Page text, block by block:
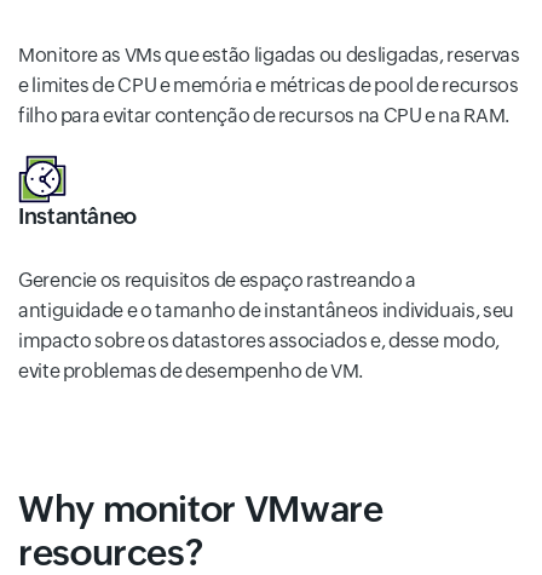
Monitore as VMs que estão ligadas ou desligadas, reservas
e limites de CPU e memória e métricas de pool de recursos
filho para evitar contenção de recursos na CPU e na RAM.
Instantâneo
Gerencie os requisitos de espaço rastreando a
antiguidade e o tamanho de instantâneos individuais, seu
impacto sobre os datastores associados e, desse modo,
evite problemas de desempenho de VM.
Why monitor VMware
resources?